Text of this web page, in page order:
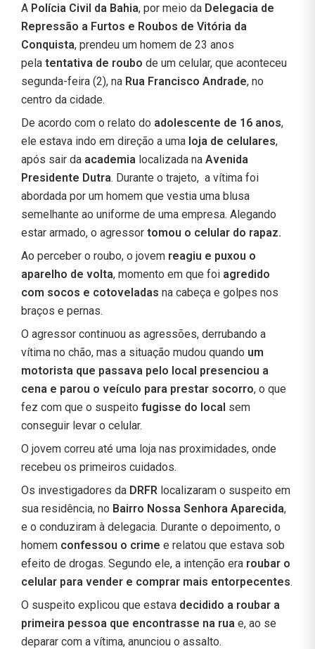
A Polícia Civil da Bahia, por meio da Delegacia de
Repressão a Furtos e Roubos de Vitória da
Conquista, prendeu um homem de 23 anos
pela tentativa de roubo de um celular, que aconteceu
segunda-feira (2), na Rua Francisco Andrade, no
centro da cidade.
De acordo com o relato do adolescente de 16 anos,
ele estava indo em direção a uma loja de celulares,
após sair da academia localizada na Avenida
Presidente Dutra. Durante o trajeto, a vítima foi
abordada por um homem que vestia uma blusa
semelhante ao uniforme de uma empresa. Alegando
estar armado, o agressor tomou o celular do rapaz.
Ao perceber o roubo, o jovem reagiu e puxou o
aparelho de volta, momento em que foi agredido
com socos e cotoveladas na cabeça e golpes nos
braços e pernas.
O agressor continuou as agressões, derrubando a
vítima no chão, mas a situação mudou quando um
motorista que passava pelo local presenciou a
cena e parou o veículo para prestar socorro, o que
fez com que o suspeito fugisse do local sem
conseguir levar o celular.
O jovem correu até uma loja nas proximidades, onde
recebeu os primeiros cuidados.
Os investigadores da DRFR localizaram o suspeito em
sua residência, no Bairro Nossa Senhora Aparecida,
e o conduziram à delegacia. Durante o depoimento, o
homem confessou o crime e relatou que estava sob
efeito de drogas. Segundo ele, a intenção era roubar o
celular para vender e comprar mais entorpecentes.
O suspeito explicou que estava decidido a roubar a
primeira pessoa que encontrasse na rua e, ao se
deparar com a vítima, anunciou o assalto.